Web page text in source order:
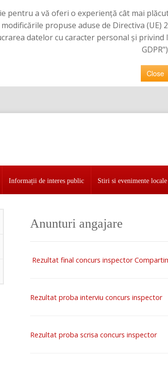
pentru a vă oferi o experiență cât mai
propuse aduse de Directiva (UE)
datelor cu caracter personal şi
Close
Informații de interes public Stiri si evenimente locale
Anunturi angajare
Rezultat final concurs inspector
Rezultat proba interviu concurs inspector
Rezultat proba scrisa concurs inspector